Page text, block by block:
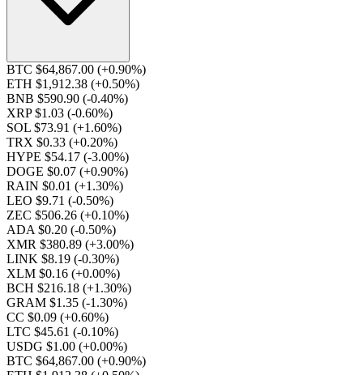
BTC $64,867.00 (+0.90%)
ETH $1,912.38 (+0.50%)
BNB $590.90 (-0.40%)
XRP $1.03 (-0.60%)
SOL $73.91 (+1.60%)
TRX $0.33 (+0.20%)
HYPE $54.17 (-3.00%)
DOGE $0.07 (+0.90%)
RAIN $0.01 (+1.30%)
LEO $9.71 (-0.50%)
ZEC $506.26 (+0.10%)
ADA $0.20 (-0.50%)
XMR $380.89 (+3.00%)
LINK $8.19 (-0.30%)
XLM $0.16 (+0.00%)
BCH $216.18 (+1.30%)
GRAM $1.35 (-1.30%)
CC $0.09 (+0.60%)
LTC $45.61 (-0.10%)
USDG $1.00 (+0.00%)
BTC $64,867.00 (+0.90%)